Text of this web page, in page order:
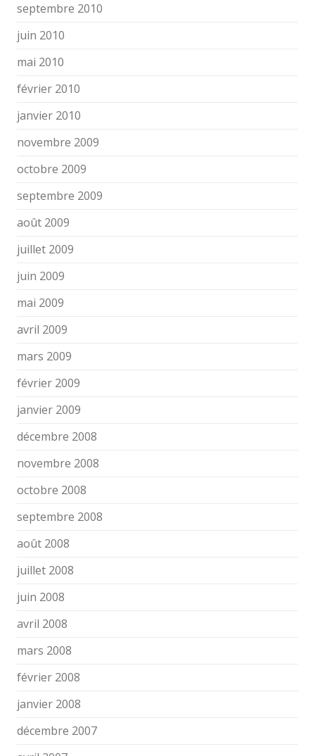
septembre 2010
juin 2010
mai 2010
février 2010
janvier 2010
novembre 2009
octobre 2009
septembre 2009
août 2009
juillet 2009
juin 2009
mai 2009
avril 2009
mars 2009
février 2009
janvier 2009
décembre 2008
novembre 2008
octobre 2008
septembre 2008
août 2008
juillet 2008
juin 2008
avril 2008
mars 2008
février 2008
janvier 2008
décembre 2007